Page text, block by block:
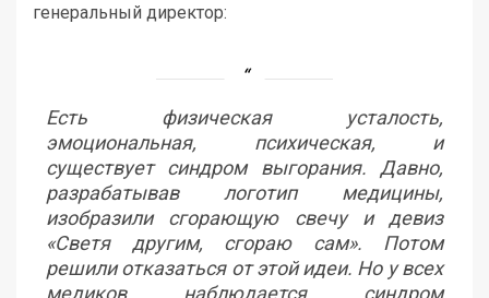
генеральный директор:
Есть физическая усталость,
эмоциональная, психическая, и
существует синдром выгорания. Давно,
разрабатывав логотип медицины,
изобразили сгорающую свечу и девиз
«Светя другим, сгораю сам». Потом
решили отказаться от этой идеи. Но у всех
медиков наблюдается синдром